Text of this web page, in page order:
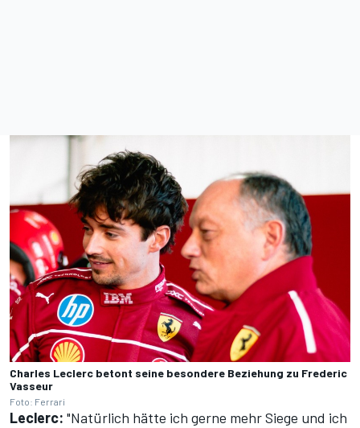
Charles Leclerc betont seine besondere Beziehung zu Frederic
Vasseur
Foto: Ferrari
Leclerc: "Natürlich hätte ich gerne mehr Siege und ich